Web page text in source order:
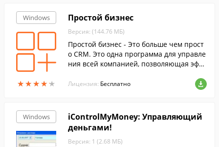
Windows
★★★★★
★★★★★
Простой бизнес
Версия: (144.76 МБ)
Простой бизнес - Это больше чем прост
о CRM. Это одна программа для управле
ния всей компанией, позволяющая эфф
оту, контролировать работу персонала,
управлять клиентской базой, финансам
айтом.
Лицензия: Бесплатно
Windows
iControlMyMoney: Управляющий
деньгами!
Версия: 1 (2.68 МБ)